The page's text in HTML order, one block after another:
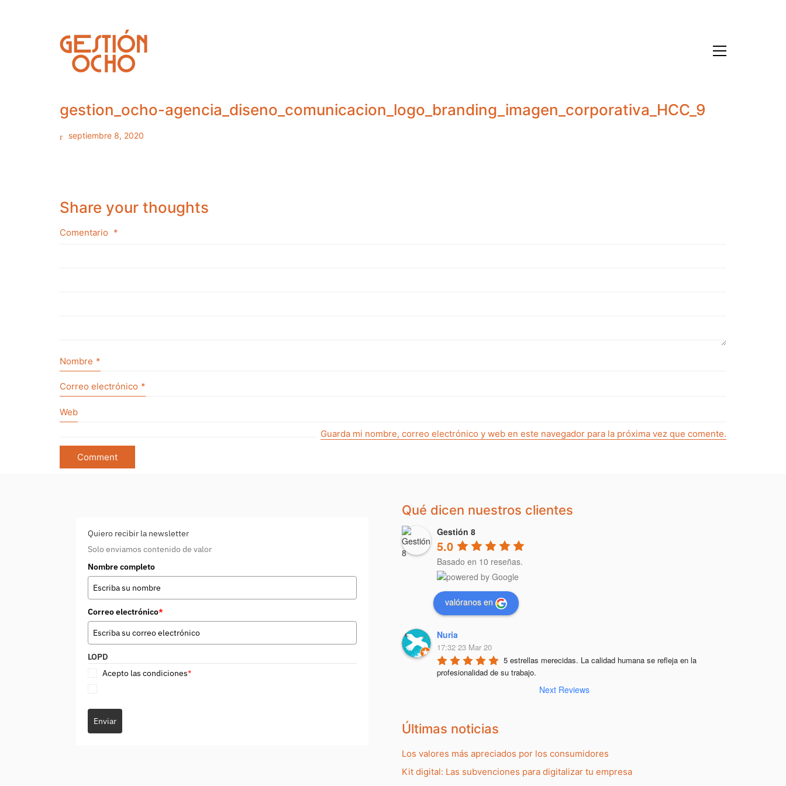
gestion_ocho-agencia_diseno_comunicacion_logo_branding_imagen_corporativa_HCC_9
septiembre 8, 2020
Share your thoughts
Comentario *
Nombre *
Correo electrónico *
Web
Guarda mi nombre, correo electrónico y web en este navegador para la próxima vez que comente.
Quiero recibir la newsletter
Solo enviamos contenido de valor
Nombre completo
Correo electrónico*
LOPD
Acepto las condiciones*
Enviar
Qué dicen nuestros clientes
Gestión 8
5.0
Basado en 10 reseñas.
valóranos en
Nuria
17:32 23 Mar 20
5 estrellas merecidas. La calidad humana se refleja en la
profesionalidad de su trabajo.
Next Reviews
Últimas noticias
Los valores más apreciados por los consumidores
Kit digital: Las subvenciones para digitalizar tu empresa